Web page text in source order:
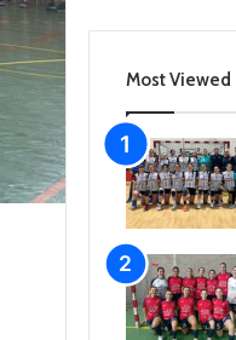
Most Viewed